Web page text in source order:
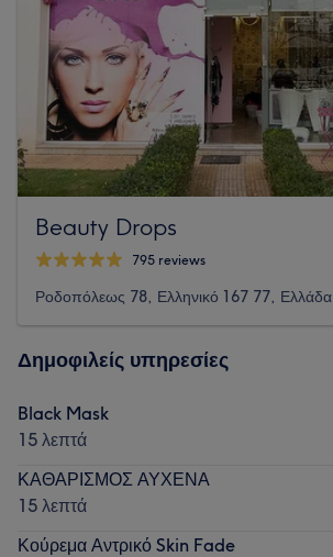
Beauty Drops
795 reviews
Ροδοπόλεως 78, Ελληνικό 167 77, Ελλάδα
Δημοφιλείς υπηρεσίες
Black Mask
15 λεπτά
ΚΑΘΑΡΙΣΜΟΣ ΑΥΧΕΝΑ
15 λεπτά
Κούρεμα Αντρικό Skin Fade